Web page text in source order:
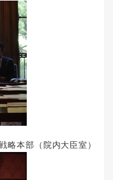
本部（院内大臣室）